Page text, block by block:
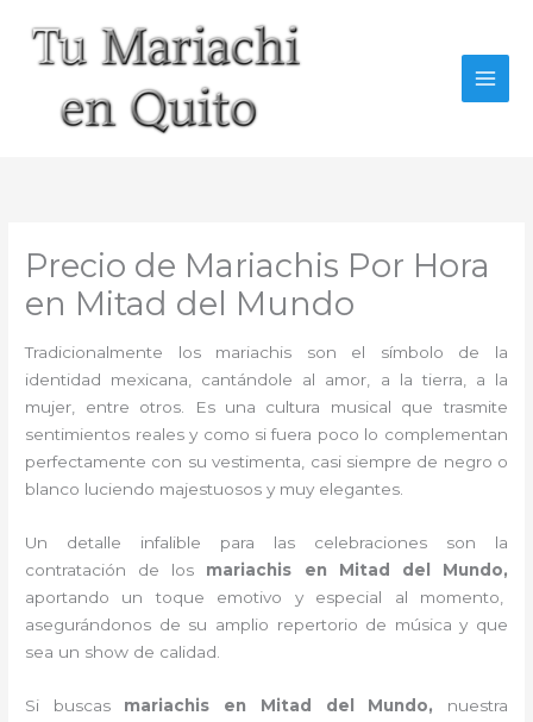
contenido
Precio de Mariachis Por Hora
en Mitad del Mundo
Tradicionalmente los mariachis son el símbolo de la
identidad mexicana, cantándole al amor, a la tierra, a la
mujer, entre otros. Es una cultura musical que trasmite
sentimientos reales y como si fuera poco lo complementan
perfectamente con su vestimenta, casi siempre de negro o
blanco luciendo majestuosos y muy elegantes.
Un detalle infalible para las celebraciones son la
contratación de los mariachis en Mitad del Mundo,
aportando un toque emotivo y especial al momento,
asegurándonos de su amplio repertorio de música y que
sea un show de calidad.
Si buscas mariachis en Mitad del Mundo, nuestra